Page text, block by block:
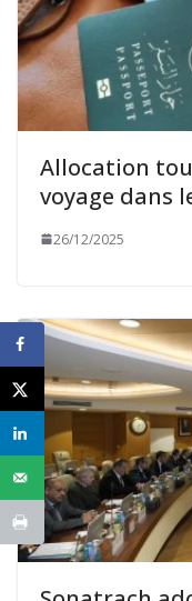
Allocation
voyage dans
26/12/2025